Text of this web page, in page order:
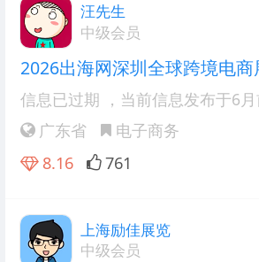
汪先生
中级会员
2026出海网深圳全球跨境电商
信息已过期 ，当前信息发布于6月
广东省
电子商务
8.16
761
上海励佳展览
中级会员